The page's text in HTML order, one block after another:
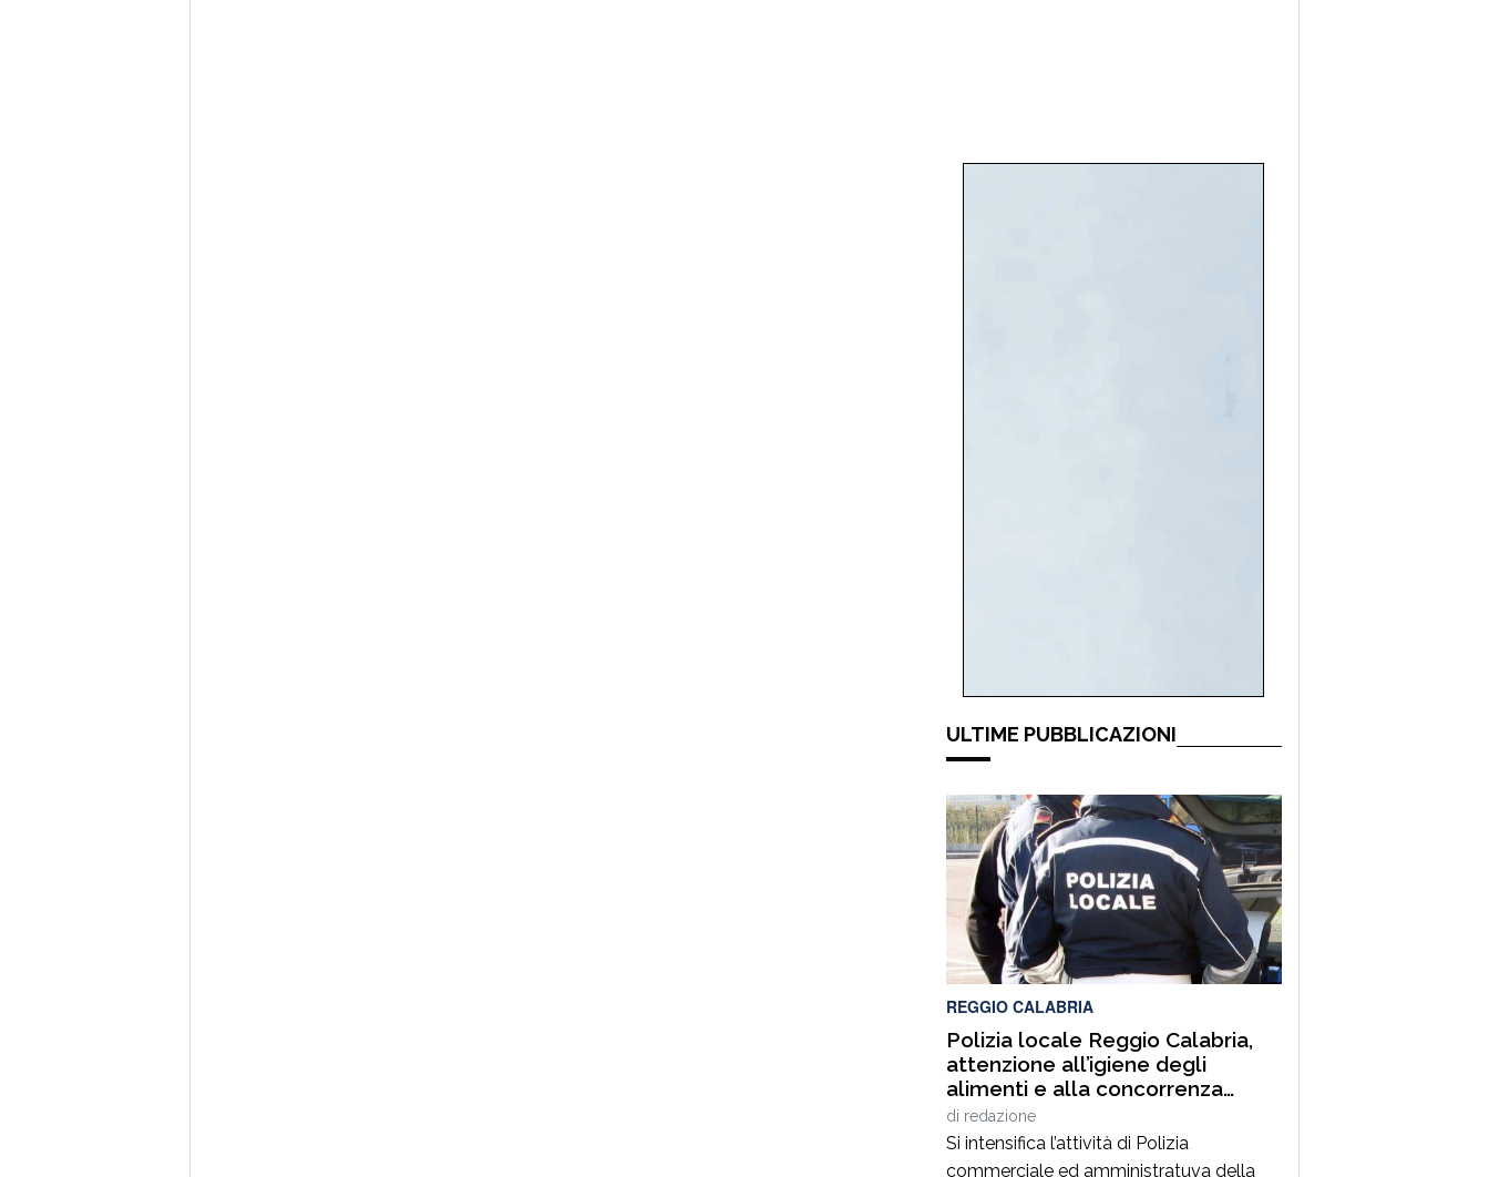
ULTIME PUBBLICAZIONI
REGGIO CALABRIA
Polizia locale Reggio Calabria,
attenzione all’igiene degli
alimenti e alla concorrenza
sleale. Sanzioni, sequestri e
daspo urbano
di redazione
Si intensifica l’attività di Polizia
commerciale ed amministratuva della